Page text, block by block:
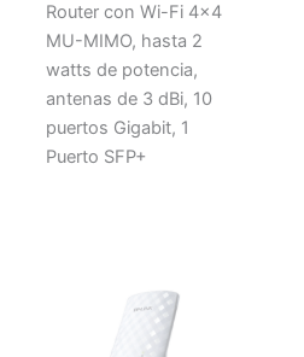
Router con Wi-Fi 4×4
MU-MIMO, hasta 2
watts de potencia,
antenas de 3 dBi, 10
puertos Gigabit, 1
Puerto SFP+